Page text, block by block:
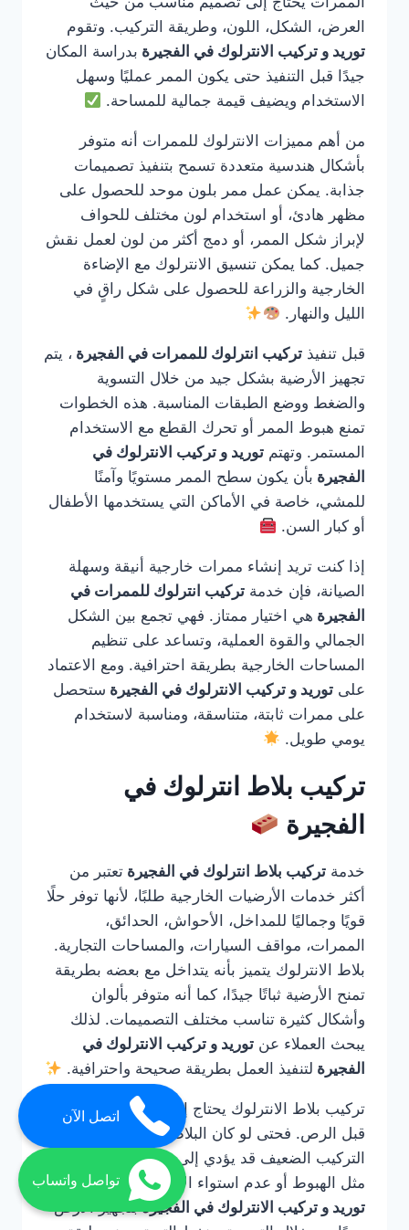
العرض، الشكل، اللون، وطريقة التركيب. وتقوم
توريد و تركيب الانترلوك في الفجيرة بدراسة المكان
جيدًا قبل التنفيذ حتى يكون الممر عمليًا وسهل
الاستخدام ويضيف قيمة جمالية للمساحة.
من أهم مميزات الانترلوك للممرات أنه متوفر
بأشكال هندسية متعددة تسمح بتنفيذ تصميمات
جذابة. يمكن عمل ممر بلون موحد للحصول على
مظهر هادئ، أو استخدام لون مختلف للحواف
لإبراز شكل الممر، أو دمج أكثر من لون لعمل نقش
جميل. كما يمكن تنسيق الانترلوك مع الإضاءة
الخارجية والزراعة للحصول على شكل راقٍ في
الليل والنهار.
قبل تنفيذ تركيب انترلوك للممرات في الفجيرة ، يتم
تجهيز الأرضية بشكل جيد من خلال التسوية
والضغط ووضع الطبقات المناسبة. هذه الخطوات
تمنع هبوط الممر أو تحرك القطع مع الاستخدام
المستمر. وتهتم توريد و تركيب الانترلوك في
الفجيرة بأن يكون سطح الممر مستويًا وآمنًا
للمشي، خاصة في الأماكن التي يستخدمها الأطفال
أو كبار السن.
إذا كنت تريد إنشاء ممرات خارجية أنيقة وسهلة
الصيانة، فإن خدمة تركيب انترلوك للممرات في
الفجيرة هي اختيار ممتاز. فهي تجمع بين الشكل
الجمالي والقوة العملية، وتساعد على تنظيم
المساحات الخارجية بطريقة احترافية. ومع الاعتماد
على توريد و تركيب الانترلوك في الفجيرة ستحصل
على ممرات ثابتة، متناسقة، ومناسبة لاستخدام
يومي طويل.
تركيب بلاط انترلوك في
الفجيرة
خدمة تركيب بلاط انترلوك في الفجيرة تعتبر من
أكثر خدمات الأرضيات الخارجية طلبًا، لأنها توفر حلًا
قويًا وجماليًا للمداخل، الأحواش، الحدائق،
الممرات، مواقف السيارات، والمساحات التجارية.
بلاط الانترلوك يتميز بأنه يتداخل مع بعضه بطريقة
تمنح الأرضية ثباتًا جيدًا، كما أنه متوفر بألوان
وأشكال كثيرة تناسب مختلف التصميمات. لذلك
يبحث العملاء عن توريد و تركيب الانترلوك في
الفجيرة لتنفيذ العمل بطريقة صحيحة واحترافية.
تركيب بلاط الانترلوك يحتاج إلى خبرة في التأسيس
قبل الرص. فحتى لو كان البلاط عالي الجودة، فإن
التركيب الضعيف قد يؤدي إلى مشاكل مستقبلية
مثل الهبوط أو عدم استواء الأرضية. لذلك تقوم
توريد و تركيب الانترلوك في الفجيرةبتجهيز الأرض
اتصل الآن
تواصل واتساب